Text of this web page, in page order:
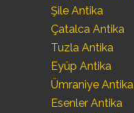
Şile Antika
Çatalca Antika
Tuzla Antika
Eyüp Antika
Ümraniye Antika
Esenler Antika